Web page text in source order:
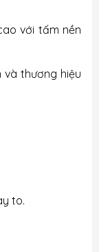
với tấm nền
thương hiệu
to.